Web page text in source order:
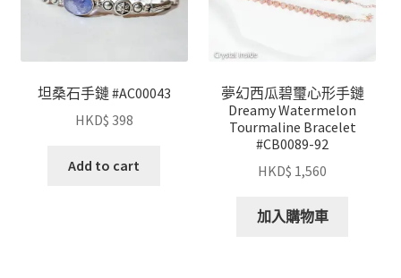
坦桑石手鏈 #AC00043
HKD$ 398
Add to cart
夢幻西瓜碧璽心形手鏈
Dreamy Watermelon
Tourmaline Bracelet
#CB0089-92
HKD$ 1,560
加入購物車